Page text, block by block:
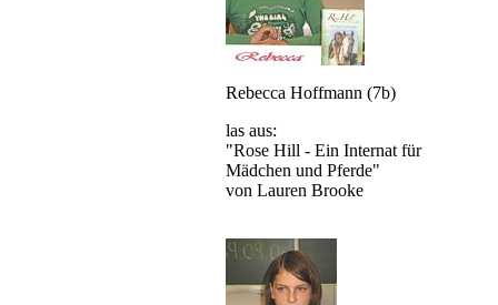
Rebecca Hoffmann (7b)
las aus:
"Rose Hill - Ein Internat für
Mädchen und Pferde"
von Lauren Brooke